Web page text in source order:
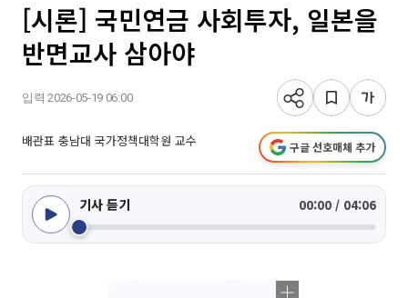
[시론] 국민연금 사회투자, 일본을
반면교사 삼아야
입력 2026-05-19 06:00
배관표 충남대 국가정책대학원 교수 구글 선호매체 추가
기사 듣기 00:00 / 04:06